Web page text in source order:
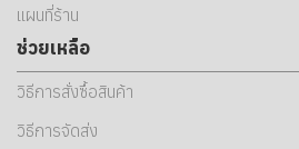
แผนที่ร้าน
ช่วยเหลือ
วิธีการสั่งซื้อสินค้า
วิธีการจัดส่ง